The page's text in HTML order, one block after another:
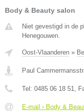
Body & Beauty salon
Niet gevestigd in de
Henegouwen.
Oost-Vlaanderen »
Paul
Tel: 0485 06 18 51 ,
E-mail › Body &